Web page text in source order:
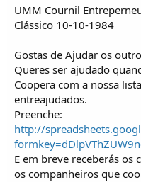
UMM Cournil
Clássico 10-10-1984
Gostas de Ajudar os
Queres ser ajudado
Coopera com a nossa
entreajudados.
Preenche:
http://
E em breve receberás os
os companheiros que